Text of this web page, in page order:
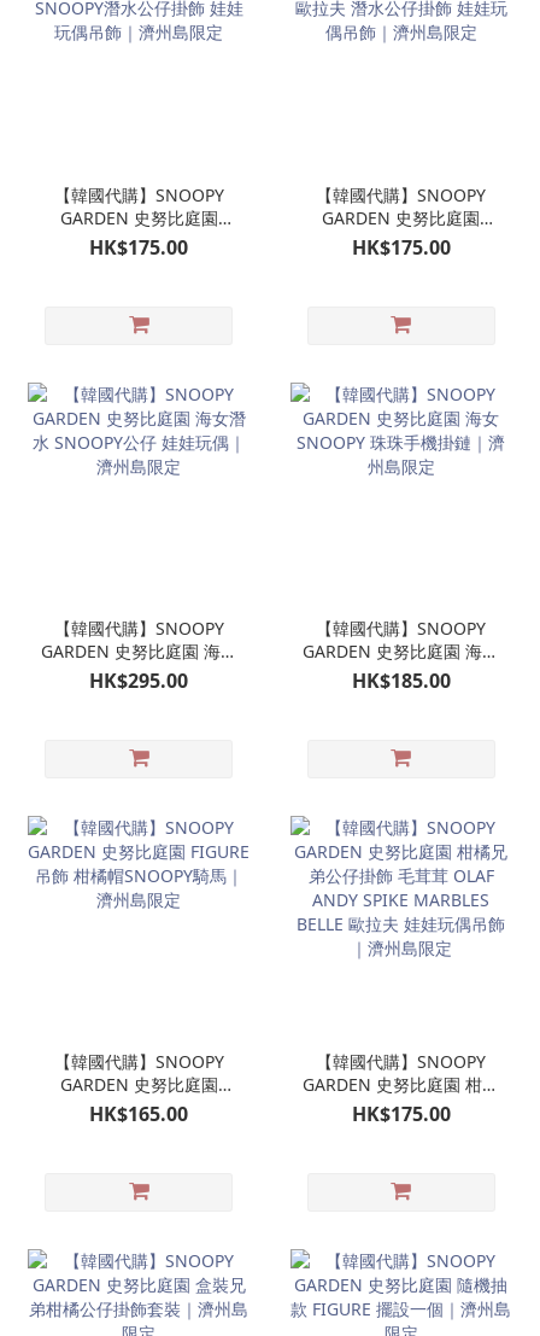
【韓國代購】SNOOPY
GARDEN 史努比庭園
SNOOPY潛水公仔掛飾 娃
娃玩偶吊飾｜濟州島限定
HK$175.00
【韓國代購】SNOOPY
GARDEN 史努比庭園
OLAF 歐拉夫 潛水公仔掛
飾 娃娃玩偶吊飾｜濟州島
HK$175.00
【韓國代購】SNOOPY
GARDEN 史努比庭園 海女
潛水 SNOOPY公仔 娃娃玩
偶｜濟州島限定
HK$295.00
【韓國代購】SNOOPY
GARDEN 史努比庭園 海女
SNOOPY 珠珠手機掛鏈｜
濟州島限定
HK$185.00
【韓國代購】SNOOPY
GARDEN 史努比庭園
FIGURE吊飾 柑橘帽
SNOOPY騎馬｜濟州島限
HK$165.00
【韓國代購】SNOOPY
GARDEN 史努比庭園 柑橘
兄弟公仔掛飾 毛茸茸
OLAF ANDY SPIKE
定
HK$175.00